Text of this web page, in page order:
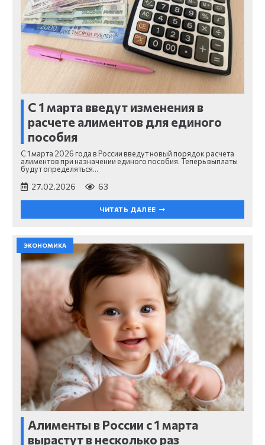
С 1 марта введут изменения в
расчете алиментов для единого
пособия
С 1 марта 2026 года в России введут новый порядок расчета
алиментов при назначении единого пособия. Теперь выплаты
будут определяться…
27.02.2026 63
ЧИТАТЬ ДАЛЕЕ
ЭКОНОМИКА
Алименты в России с 1 марта
вырастут в несколько раз